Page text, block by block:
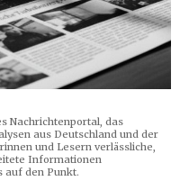
Nachrichtenportal, das
aus Deutschland und der
und Lesern verlässliche,
Informationen
auf den Punkt.